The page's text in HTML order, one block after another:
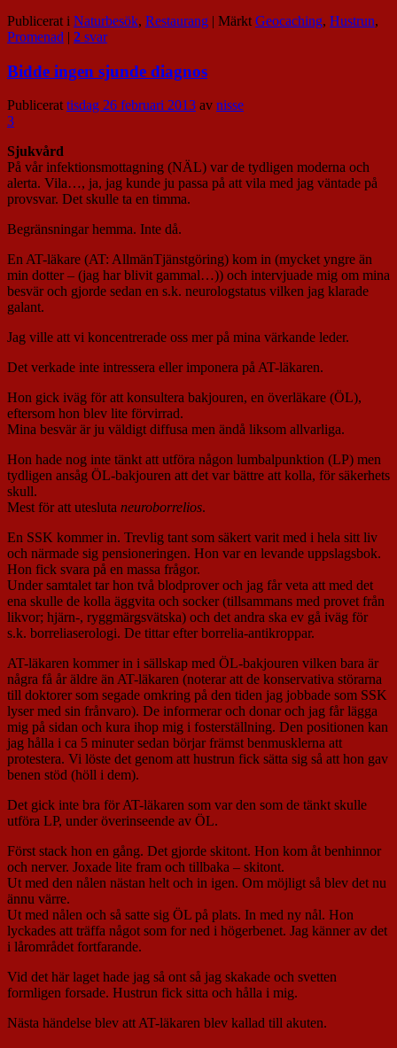
Publicerat i Naturbesök, Restaurang | Märkt Geocaching, Hustrun,
Promenad | 2 svar
Bidde ingen sjunde diagnos
Publicerat tisdag 26 februari 2013 av nisse
3
Sjukvård
På vår infektionsmottagning (NÄL) var de tydligen moderna och
alerta. Vila…, ja, jag kunde ju passa på att vila med jag väntade på
provsvar. Det skulle ta en timma.
Begränsningar hemma. Inte då.
En AT-läkare (AT: AllmänTjänstgöring) kom in (mycket yngre än
min dotter – (jag har blivit gammal…)) och intervjuade mig om mina
besvär och gjorde sedan en s.k. neurologstatus vilken jag klarade
galant.
Jag ville att vi koncentrerade oss mer på mina värkande leder.
Det verkade inte intressera eller imponera på AT-läkaren.
Hon gick iväg för att konsultera bakjouren, en överläkare (ÖL),
eftersom hon blev lite förvirrad.
Mina besvär är ju väldigt diffusa men ändå liksom allvarliga.
Hon hade nog inte tänkt att utföra någon lumbalpunktion (LP) men
tydligen ansåg ÖL-bakjouren att det var bättre att kolla, för säkerhets
skull.
Mest för att utesluta neuroborrelios.
En SSK kommer in. Trevlig tant som säkert varit med i hela sitt liv
och närmade sig pensioneringen. Hon var en levande uppslagsbok.
Hon fick svara på en massa frågor.
Under samtalet tar hon två blodprover och jag får veta att med det
ena skulle de kolla äggvita och socker (tillsammans med provet från
likvor; hjärn-, ryggmärgsvätska) och det andra ska ev gå iväg för
s.k. borreliaserologi. De tittar efter borrelia-antikroppar.
AT-läkaren kommer in i sällskap med ÖL-bakjouren vilken bara är
några få år äldre än AT-läkaren (noterar att de konservativa störarna
till doktorer som segade omkring på den tiden jag jobbade som SSK
lyser med sin frånvaro). De informerar och donar och jag får lägga
mig på sidan och kura ihop mig i fosterställning. Den positionen kan
jag hålla i ca 5 minuter sedan börjar främst benmusklerna att
protestera. Vi löste det genom att hustrun fick sätta sig så att hon gav
benen stöd (höll i dem).
Det gick inte bra för AT-läkaren som var den som de tänkt skulle
utföra LP, under överinseende av ÖL.
Först stack hon en gång. Det gjorde skitont. Hon kom åt benhinnor
och nerver. Joxade lite fram och tillbaka – skitont.
Ut med den nålen nästan helt och in igen. Om möjligt så blev det nu
ännu värre.
Ut med nålen och så satte sig ÖL på plats. In med ny nål. Hon
lyckades att träffa något som for ned i högerbenet. Jag känner av det
i lårområdet fortfarande.
Vid det här laget hade jag så ont så jag skakade och svetten
formligen forsade. Hustrun fick sitta och hålla i mig.
Nästa händelse blev att AT-läkaren blev kallad till akuten.